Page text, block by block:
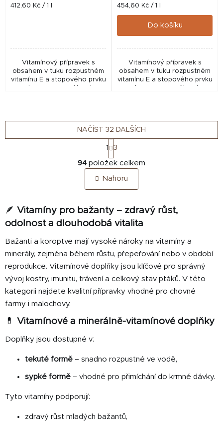
Měrná
412,60 Kč / 1 l
Vitamínový přípravek s
obsahem v tuku rozpustném
vitamínu E a stopového prvku
Měrná
cena:
454,60 Kč / 1 l
Do košíku
Vitamínový přípravek s
obsahem v tuku rozpustném
vitamínu E a stopového prvku
O
v
l
á
a
c
r
v
k
y
p
u
NAČÍST 32 DALŠÍCH
S
t
r
á
n
k
v
á
n
í
1 3
94 položek celkem
Nahoru
🪶 Vitamíny pro bažanty – zdravý růst,
odolnost a dlouhodobá vitalita
Bažanti a koroptve mají vysoké nároky na vitamíny a
minerály, zejména během růstu, přepeřování nebo v období
reprodukce. Vitamínové doplňky jsou klíčové pro správný
vývoj kostry, imunitu, trávení a celkový stav ptáků. V této
kategorii najdete kvalitní přípravky vhodné pro chovné
farmy i malochovy.
💊 Vitamínové a minerálně-vitamínové doplňky
Doplňky jsou dostupné v:
tekuté formě – snadno rozpustné ve vodě,
sypké formě – vhodné pro přimíchání do krmné dávky.
Tyto vitamíny podporují:
zdravý růst mladých bažantů,